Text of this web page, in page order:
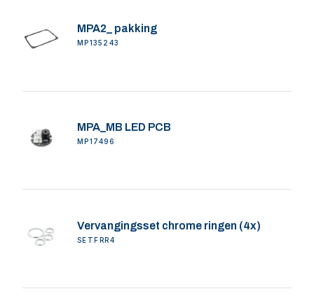
MPA2_ pakking
MP135243
MPA_MB LED PCB
MP17496
Vervangingsset chrome ringen (4x)
SETFRR4